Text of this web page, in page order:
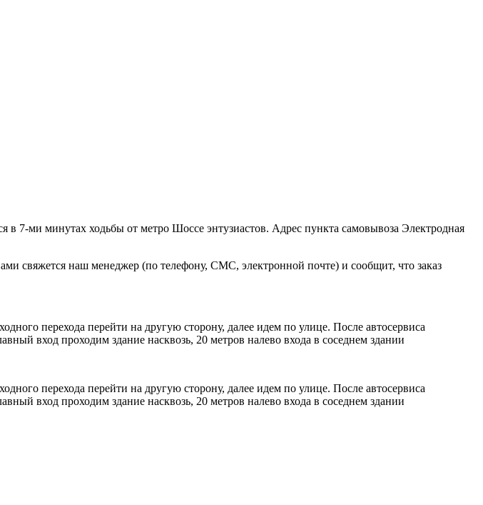
в 7-ми минутах ходьбы от метро Шоссе энтузиастов. Адрес пункта самовывоза Электродная
свяжется наш менеджер (по телефону, СМС, электронной почте) и сообщит, что заказ
перехода перейти на другую сторону, далее идем по улице. После автосервиса
вход проходим здание насквозь, 20 метров налево входа в соседнем здании
перехода перейти на другую сторону, далее идем по улице. После автосервиса
вход проходим здание насквозь, 20 метров налево входа в соседнем здании